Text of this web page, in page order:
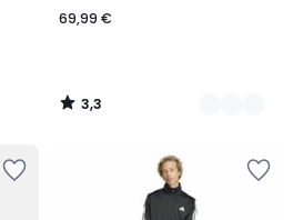
69,99 €
3,3
/